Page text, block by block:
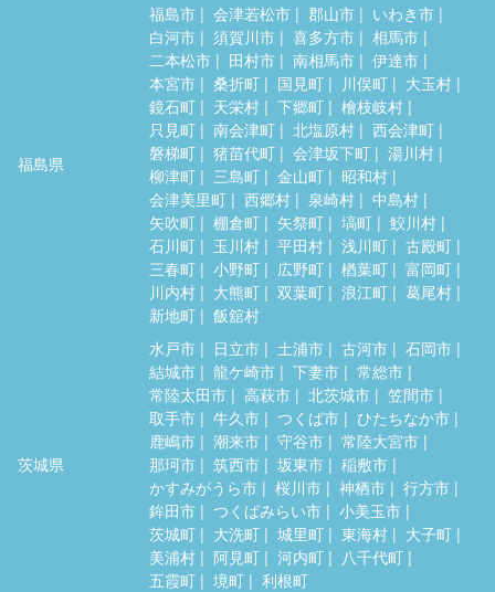
福島県
福島市 会津若松市 郡山市
いわき市
白河市
須賀川市 喜多方市
相馬市
二本松市
田村市 南相馬市
伊達市
本宮市
桑折町 国見町 川俣町
大玉村
鏡石町
天栄村 下郷町
檜枝岐村
只見町
南会津町 北塩原村
西会津町
磐梯町
猪苗代町 会津坂下町
湯川村
柳津町
三島町 金山町
昭和村
会津美里町
西郷村 泉崎村
中島村
矢吹町
棚倉町 矢祭町 塙町
鮫川村
石川町
玉川村 平田村 浅川町
古殿町
三春町
小野町 広野町 楢葉町
富岡町
川内村
大熊町 双葉町 浪江町
葛尾村
新地町
飯舘村
茨城県
水戸市 日立市 土浦市 古河市
石岡市
結城市
龍ケ崎市 下妻市
常総市
常陸太田市
高萩市 北茨城市
笠間市
取手市
牛久市 つくば市
ひたちなか市
鹿嶋市
潮来市 守谷市
常陸大宮市
那珂市
筑西市 坂東市
稲敷市
かすみがうら市
桜川市 神栖市
行方市
鉾田市
つくばみらい市
小美玉市
茨城町
大洗町 城里町 東海村
大子町
美浦村
阿見町 河内町
八千代町
五霞町
境町 利根町